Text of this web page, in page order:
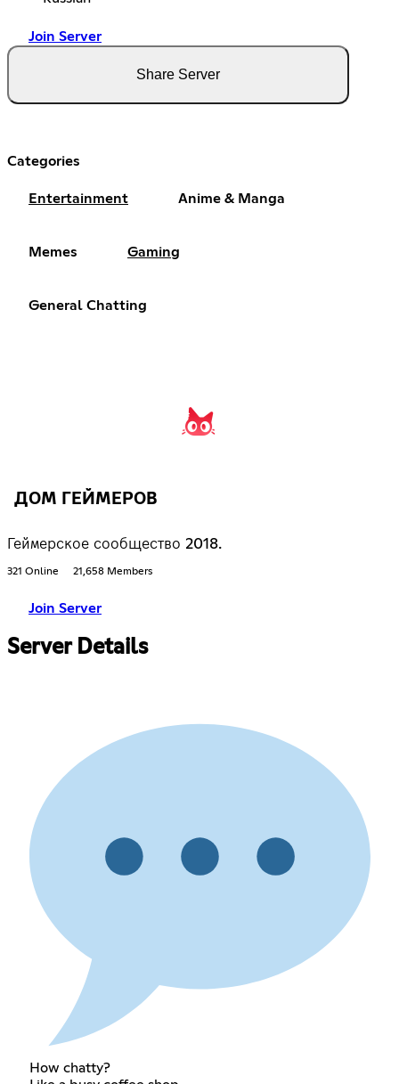
Join Server
Share Server
Categories
Entertainment Anime & Manga
Memes Gaming
General Chatting
ДОМ ГЕЙМЕРОВ
Геймерское сообщество 2018.
321 Online 21,658 Members
Join Server
Server Details
How chatty?